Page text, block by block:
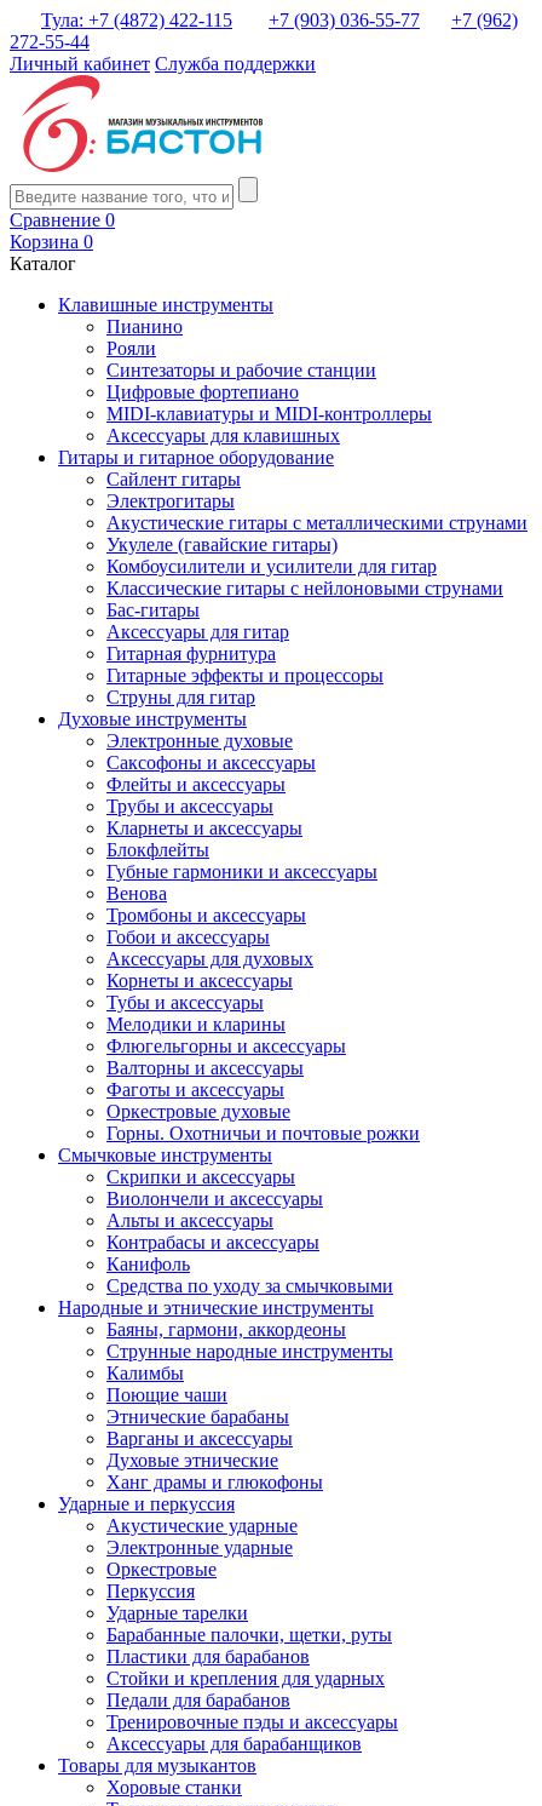
Тула: +7 (4872) 422-115 +7 (903) 036-55-77
+7 (962)
272-55-44
Личный кабинет Служба поддержки
Сравнение 0
Корзина 0
Каталог
Клавишные инструменты
Пианино
Рояли
Синтезаторы и рабочие станции
Цифровые фортепиано
MIDI-клавиатуры и MIDI-контроллеры
Аксессуары для клавишных
Гитары и гитарное оборудование
Сайлент гитары
Электрогитары
Акустические гитары с металлическими струнами
Укулеле (гавайские гитары)
Комбоусилители и усилители для гитар
Классические гитары с нейлоновыми струнами
Бас-гитары
Аксессуары для гитар
Гитарная фурнитура
Гитарные эффекты и процессоры
Струны для гитар
Духовые инструменты
Электронные духовые
Саксофоны и аксессуары
Флейты и аксессуары
Трубы и аксессуары
Кларнеты и аксессуары
Блокфлейты
Губные гармоники и аксессуары
Венова
Тромбоны и аксессуары
Гобои и аксессуары
Аксессуары для духовых
Корнеты и аксессуары
Тубы и аксессуары
Мелодики и кларины
Флюгельгорны и аксессуары
Валторны и аксессуары
Фаготы и аксессуары
Оркестровые духовые
Горны. Охотничьи и почтовые рожки
Смычковые инструменты
Скрипки и аксессуары
Виолончели и аксессуары
Альты и аксессуары
Контрабасы и аксессуары
Канифоль
Средства по уходу за смычковыми
Народные и этнические инструменты
Баяны, гармони, аккордеоны
Струнные народные инструменты
Калимбы
Поющие чаши
Этнические барабаны
Варганы и аксессуары
Духовые этнические
Ханг драмы и глюкофоны
Ударные и перкуссия
Акустические ударные
Электронные ударные
Оркестровые
Перкуссия
Ударные тарелки
Барабанные палочки, щетки, руты
Пластики для барабанов
Стойки и крепления для ударных
Педали для барабанов
Тренировочные пэды и аксессуары
Аксессуары для барабанщиков
Товары для музыкантов
Хоровые станки